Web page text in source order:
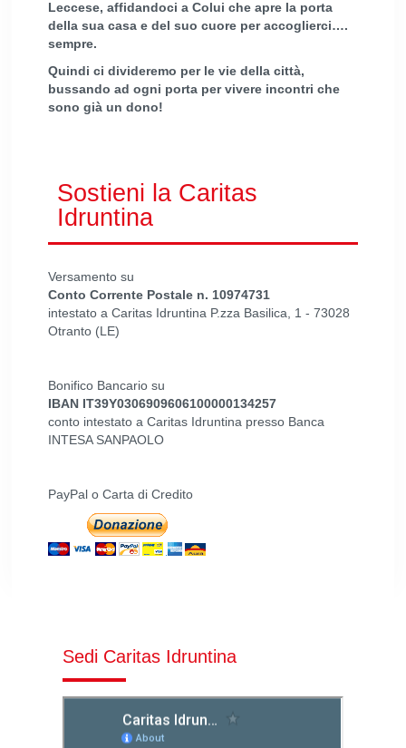
Leccese, affidandoci a Colui che apre la porta
della sua casa e del suo cuore per accoglierci….
sempre.
Quindi ci divideremo per le vie della città,
bussando ad ogni porta per vivere incontri che
sono già un dono!
Sostieni la Caritas
Idruntina
Versamento su
Conto Corrente Postale n. 10974731
intestato a Caritas Idruntina P.zza Basilica, 1 - 73028
Otranto (LE)
Bonifico Bancario su
IBAN IT39Y0306909606100000134257
conto intestato a Caritas Idruntina presso Banca
INTESA SANPAOLO
PayPal o Carta di Credito
Sedi Caritas Idruntina